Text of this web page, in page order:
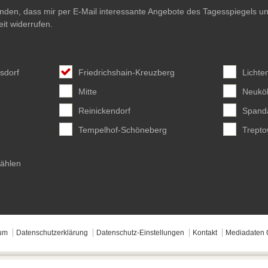
dass mir per E-Mail interessante Angebote des Tagesspiegels
widerrufen.
Friedrichshain-Kreuzberg
Mitte
Reinickendorf
Tempelhof-Schöneberg
Datenschutzerklärung Datenschutz-Einstellungen Kontakt Mediadaten